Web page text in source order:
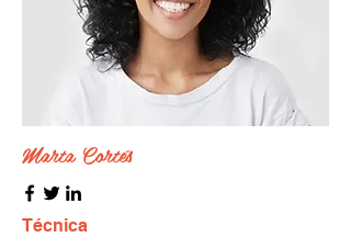
Marta Cortés
Técnica